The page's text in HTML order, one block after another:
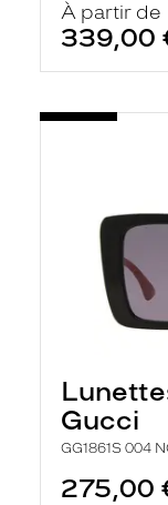
À partir de
339,00
Gucci
GG1861S 004
275,00